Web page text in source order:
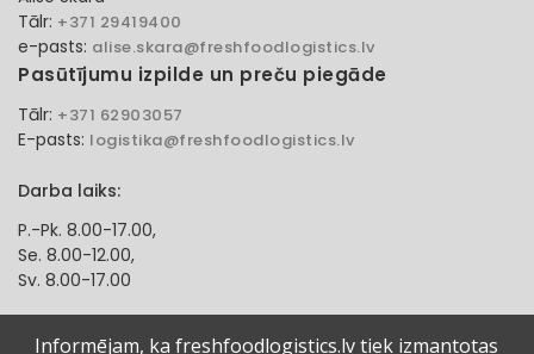
Tālr: +371 29419400
e-pasts: alise.skara@freshfoodlogistics.lv
Pasūtījumu izpilde un preču piegāde
Tālr: +371 62903057
E-pasts: logistika@freshfoodlogistics.lv
Darba laiks:
P.-Pk. 8.00-17.00,
Se. 8.00-12.00,
Sv. 8.00-17.00
Informējam, ka freshfoodlogistics.lv tiek izmantotas